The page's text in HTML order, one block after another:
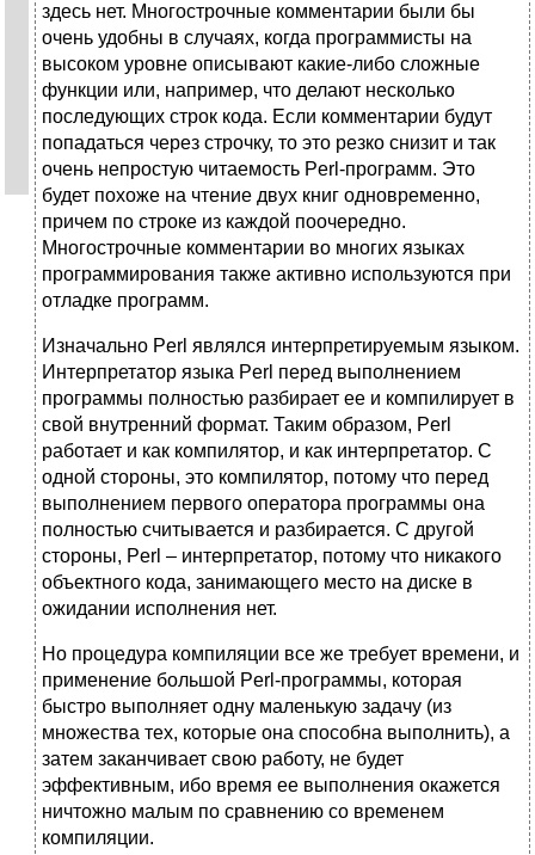
здесь нет. Многострочные комментарии были бы
очень удобны в случаях, когда программисты на
высоком уровне описывают какие-либо сложные
функции или, например, что делают несколько
последующих строк кода. Если комментарии будут
попадаться через строчку, то это резко снизит и так
очень непростую читаемость Perl-программ. Это
будет похоже на чтение двух книг одновременно,
причем по строке из каждой поочередно.
Многострочные комментарии во многих языках
программирования также активно используются при
отладке программ.
Изначально Perl являлся интерпретируемым языком.
Интерпретатор языка Perl перед выполнением
программы полностью разбирает ее и компилирует в
свой внутренний формат. Таким образом, Perl
работает и как компилятор, и как интерпретатор. С
одной стороны, это компилятор, потому что перед
выполнением первого оператора программы она
полностью считывается и разбирается. С другой
стороны, Perl – интерпретатор, потому что никакого
объектного кода, занимающего место на диске в
ожидании исполнения нет.
Но процедура компиляции все же требует времени, и
применение большой Perl-программы, которая
быстро выполняет одну маленькую задачу (из
множества тех, которые она способна выполнить), а
затем заканчивает свою работу, не будет
эффективным, ибо время ее выполнения окажется
ничтожно малым по сравнению со временем
компиляции.